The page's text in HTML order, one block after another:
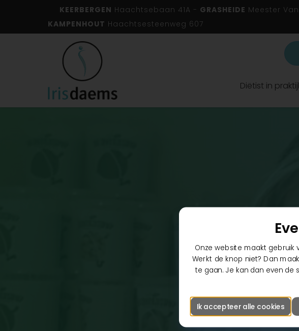
KEERBERGEN Haachtsebaan 41A - GRASHEIDE Meester
KAMPENHOUT Haachtsesteenweg 607
Diëtist in
Onze website maakt gebruik
Werkt de knop niet? Dan
te gaan. Je kan dan even de
Ik accepteer alle cookies